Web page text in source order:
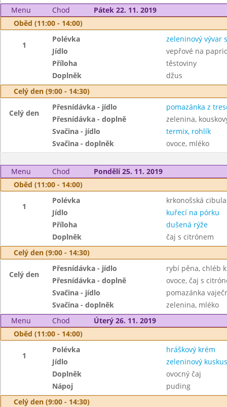
Menu
Chod
Pátek 22. 11. 2019
Oběd (11:00 - 14:00)
1
Polévka
zeleninový vývar
Jídlo
vepřové na
Příloha
těstoviny
Doplněk
džus
Celý den (9:00 - 14:30)
Celý den
Přesnídávka - jídlo
pomazánka z
Přesnídávka - doplně
zelenina,
Svačina - jídlo
termix, rohlík
Svačina - doplněk
ovoce, mléko
Menu Chod
Pondělí 25. 11. 2019
Oběd (11:00 - 14:00)
1
Polévka
krkonošská
Jídlo
kuřecí na pórku
Příloha
dušená rýže
Doplněk
čaj s citrónem
Celý den (9:00 - 14:30)
Celý den
Přesnídávka - jídlo
rybí pěna, chléb
Přesnídávka - doplně
ovoce, čaj s
Svačina - jídlo
pomazánka
Svačina - doplněk
zelenina, mléko
Menu
Chod
Úterý 26. 11. 2019
Oběd (11:00 - 14:00)
1
Polévka
hráškový krém
Jídlo
zeleninový
Doplněk
ovocný čaj
Nápoj
puding
Celý den (9:00 - 14:30)